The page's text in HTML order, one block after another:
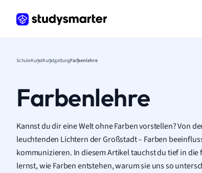
SchuleKunstKunstgattungFarbenlehre
Farbenlehre
Kannst du dir eine Welt ohne Farben vorstellen? Von
leuchtenden Lichtern der Großstadt – Farben
kommunizieren. In diesem Artikel tauchst du tief in
lernst, wie Farben entstehen, warum sie uns so